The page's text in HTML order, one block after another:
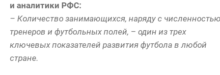
и аналитики РФС:
– Количество занимающихся, наряду с
тренеров и футбольных полей, – один из трех
ключевых показателей развития футбола в любой
стране.